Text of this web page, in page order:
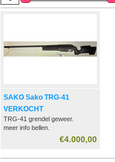
SAKO Sako TRG-41
VERKOCHT
TRG-41 grendel geweer.
meer info bellen.
€4.000,00